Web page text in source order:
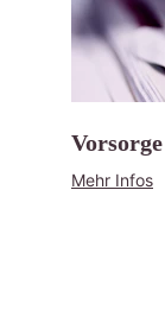
Vorsorge
Mehr Infos